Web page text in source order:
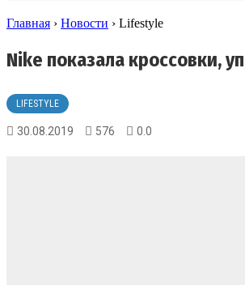
Главная › Новости › Lifestyle
Nike показала кроссовки,
LIFESTYLE
30.08.2019 576 0.0